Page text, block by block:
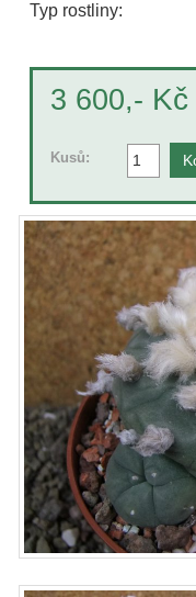
Typ rostliny:
3 600,- Kč
Kusů: